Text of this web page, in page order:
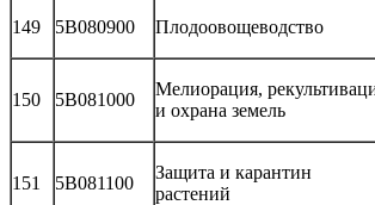
149 5В080900 Плодоовощеводство
150 5В081000
Мелиорация,
и охрана земель
151 5В081100
Защита и карантин
растений